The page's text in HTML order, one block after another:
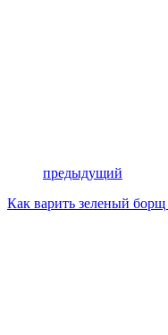
предыдущий
Как варить зеленый борщ